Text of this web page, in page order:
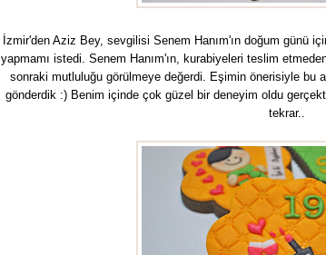
İzmir'den Aziz Bey, sevgilisi Senem Hanım'ın doğum günü
yapmamı istedi. Senem Hanım'ın, kurabiyeleri teslim
sonraki mutluluğu görülmeye değerdi. Eşimin önerisiyle bu
gönderdik :) Benim içinde çok güzel bir deneyim oldu
tekrar..